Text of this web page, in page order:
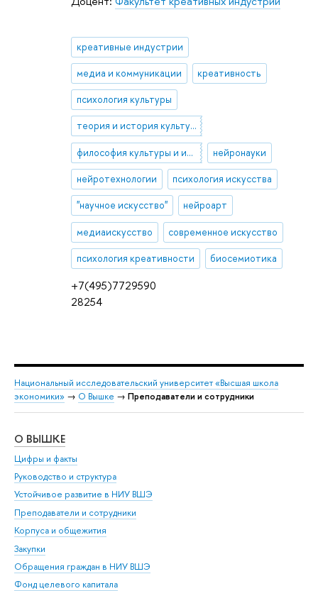
+7(495)7729590
28254
креативные индустрии
медиа и коммуникации креативность
психология культуры
теория и история культуры и искусства
философия культуры и искусства нейронауки
нейротехнологии психология искусства
"научное искусство" нейроарт
медиаискусство современное искусство
психология креативности биосемиотика
Национальный исследовательский университет «Высшая школа
экономики» → О Вышке → Преподаватели и сотрудники
О ВЫШКЕ
Цифры и факты
Руководство и структура
Устойчивое развитие в НИУ ВШЭ
Преподаватели и сотрудники
Корпуса и общежития
Закупки
Обращения граждан в НИУ ВШЭ
Фонд целевого капитала